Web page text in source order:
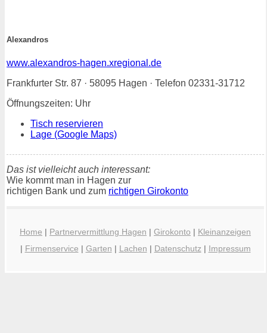
Alexandros
www.alexandros-hagen.xregional.de
Frankfurter Str. 87 · 58095 Hagen · Telefon 02331-31712
Öffnungszeiten: Uhr
Tisch reservieren
Lage (Google Maps)
Das ist vielleicht auch interessant:
Wie kommt man in Hagen zur
richtigen Bank und zum richtigen Girokonto
Home | Partnervermittlung Hagen | Girokonto | Kleinanzeigen
| Firmenservice | Garten | Lachen | Datenschutz | Impressum